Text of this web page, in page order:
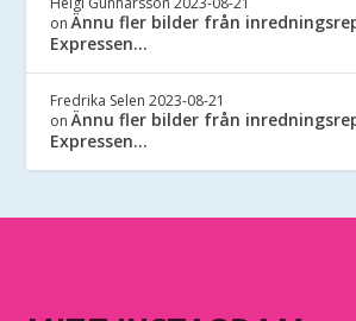
onÄnnu fler bilder från
Expressen…
Fredrika Selen 2023-08-21
onÄnnu fler bilder från
Expressen…